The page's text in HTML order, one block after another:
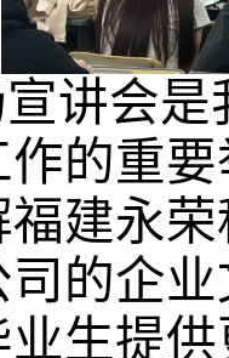
讲会
的重
建永
的企
生提